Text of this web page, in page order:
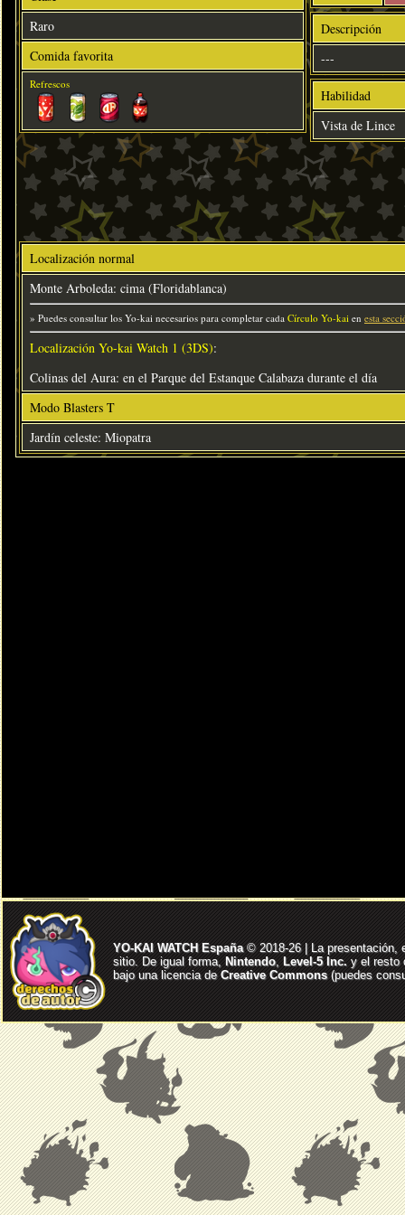
Raro
Comida favorita
Refrescos
Descripción
---
Habilidad
Vista de Lince
Localización normal
Monte Arboleda: cima (Floridablanca)
» Puedes consultar los Yo-kai necesarios para completar cada Círculo Yo-kai en esta
Localización Yo-kai Watch 1 (3DS):
Colinas del Aura: en el Parque del Estanque Calabaza durante el día
Modo Blasters T
Jardín celeste: Miopatra
YO-KAI WATCH España© 2018-26 | La presentación,
sitio. De igual forma, Nintendo, Level-5 Inc. y el resto
bajo una licencia deCreative Commons(puedes